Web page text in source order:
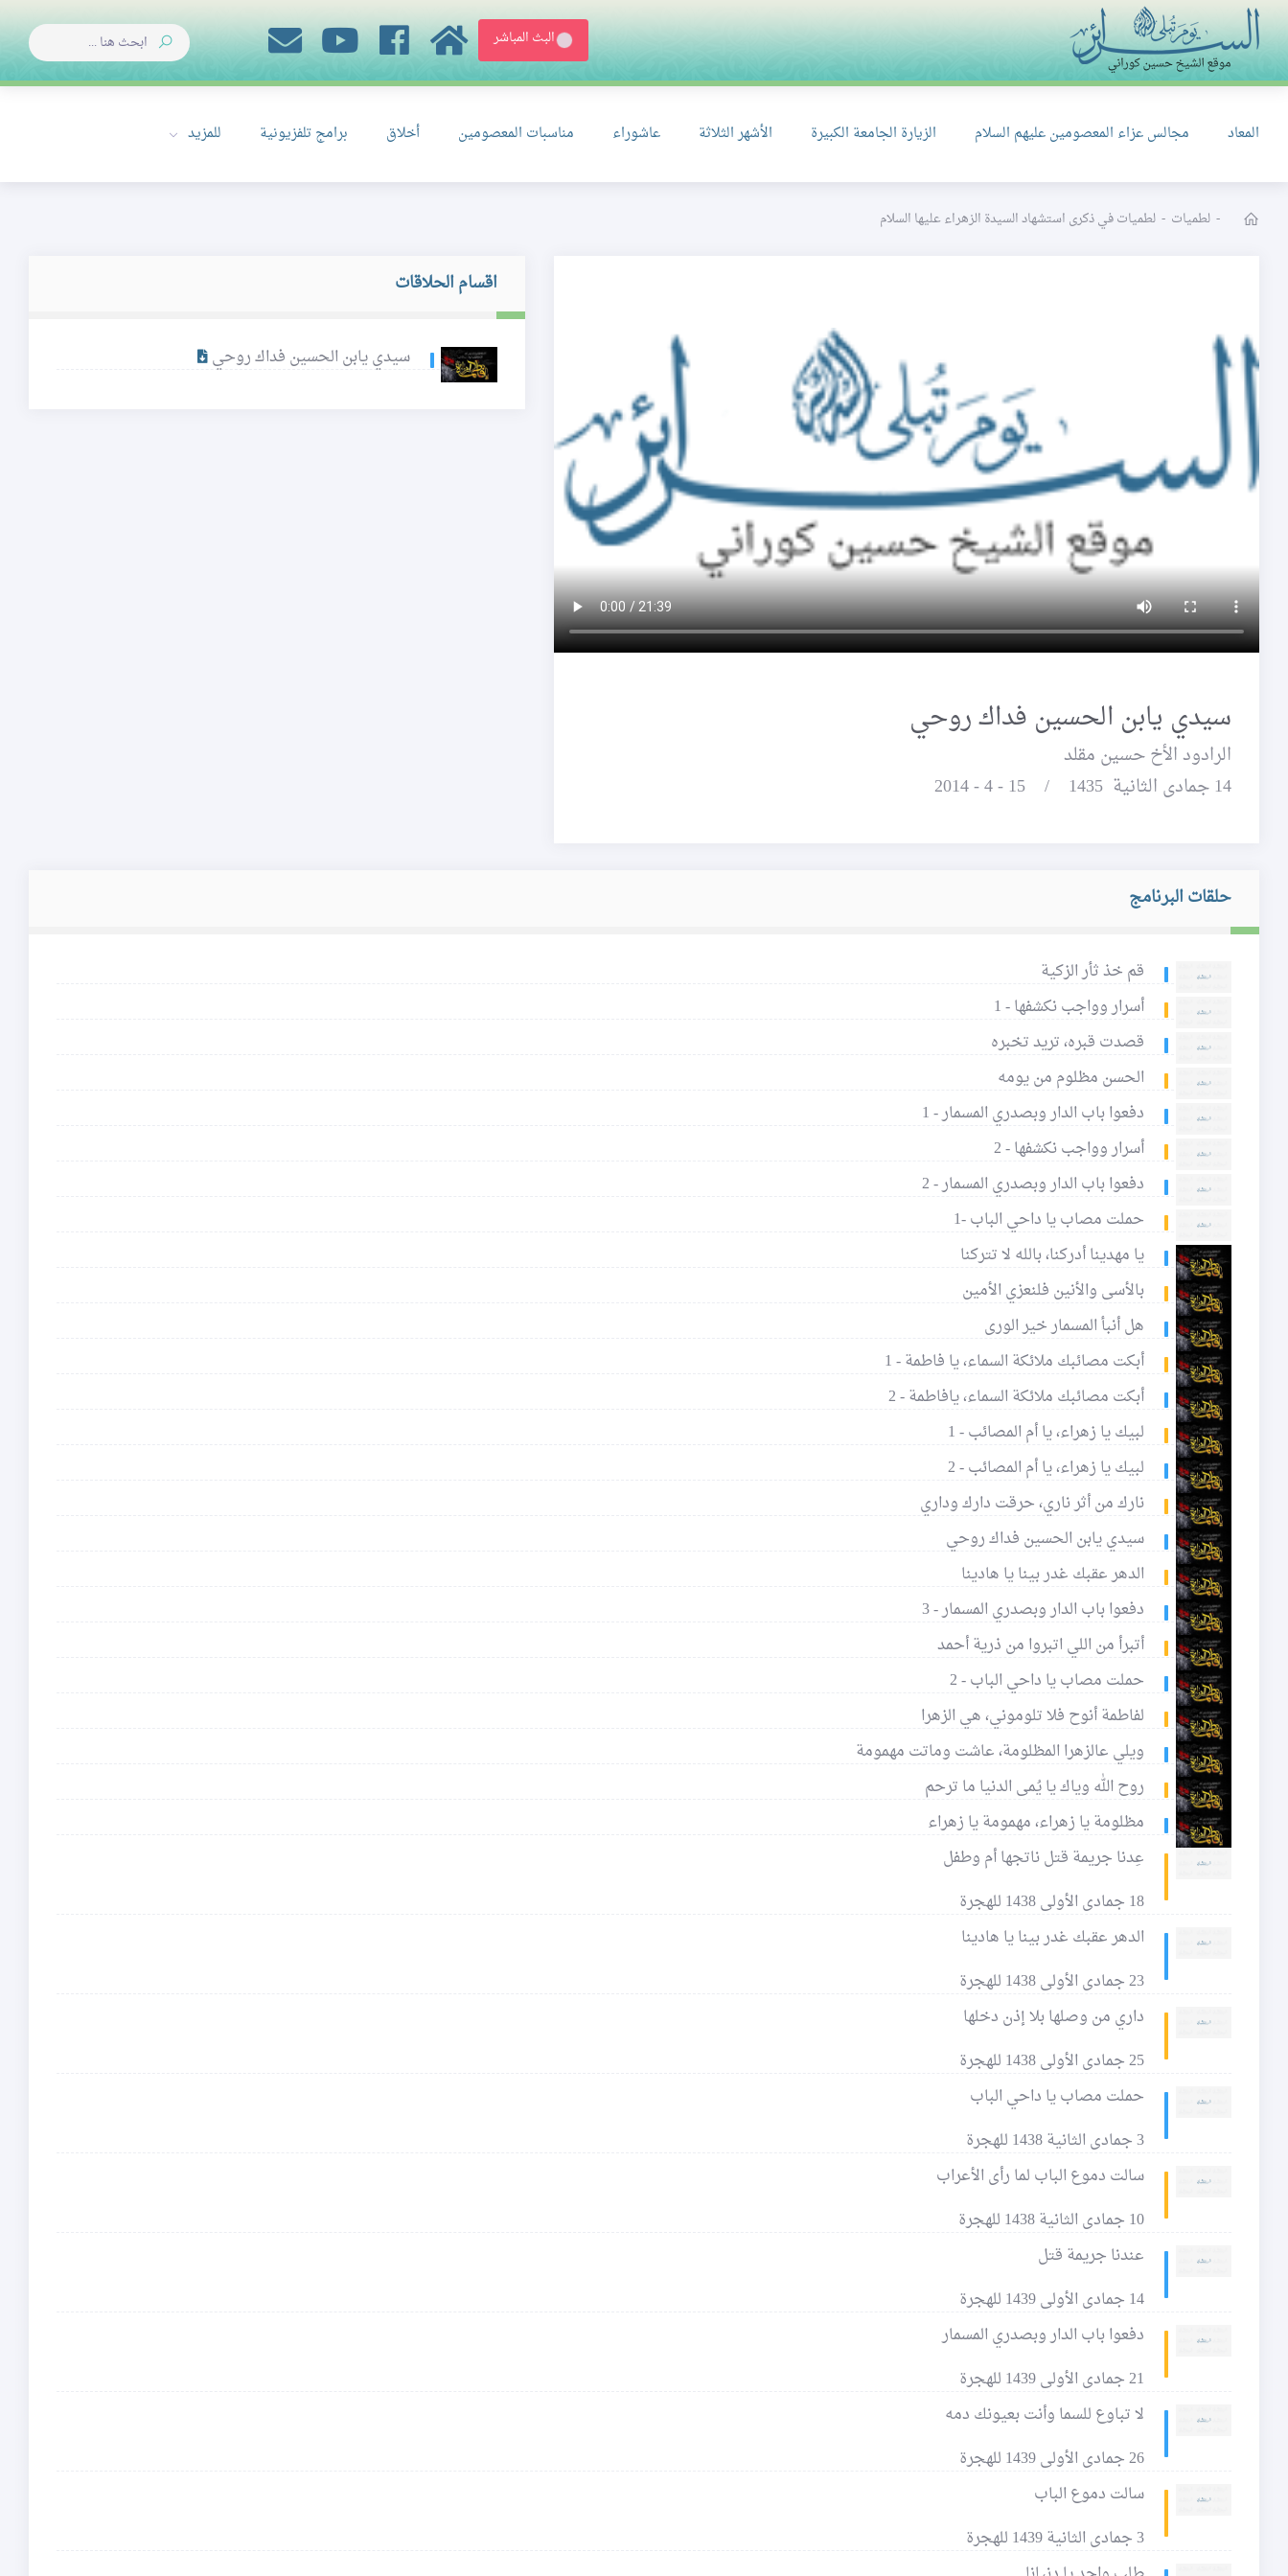
البث المباشر
المعاد مجالس عزاء المعصومين عليهم السلام الزيارة الجامعة الكبيرة الأشهر الثلاثة عاشوراء مناسبات المعصومين أخلاق برامج تلفزيونية للمزيد
- لطميات - لطميات في ذكرى استشهاد السيدة الزهراء عليها السلام
سيدي يابن الحسين فداك روحي
الرادود الأخ حسين مقلد
14 جمادى الثانية 1435 / 15 - 4 - 2014
اقسام الحلاقات
سيدي يابن الحسين فداك روحي
حلقات البرنامج
قم خذ ثأر الزكية
أسرار وواجب نكشفها - 1
قصدت قبره، تريد تخبره
الحسن مظلوم من يومه
دفعوا باب الدار وبصدري المسمار - 1
أسرار وواجب نكشفها - 2
دفعوا باب الدار وبصدري المسمار - 2
حملت مصاب يا داحي الباب -1
يا مهدينا أدركنا، بالله لا تتركنا
بالأسى والأنين فلنعزي الأمين
هل أنبأ المسمار خير الورى
أبكت مصائبك ملائكة السماء، يا فاطمة - 1
أبكت مصائبك ملائكة السماء، يافاطمة - 2
لبيك يا زهراء، يا أم المصائب - 1
لبيك يا زهراء، يا أم المصائب - 2
نارك من أثر ناري، حرقت دارك وداري
سيدي يابن الحسين فداك روحي
الدهر عقبك غدر بينا يا هادينا
دفعوا باب الدار وبصدري المسمار - 3
أتبرأ من اللي اتبروا من ذرية أحمد
حملت مصاب يا داحي الباب - 2
لفاطمة أنوح فلا تلوموني، هي الزهرا
ويلي عالزهرا المظلومة، عاشت وماتت مهمومة
روح الله وياك يا يُمى الدنيا ما ترحم
مظلومة يا زهراء، مهمومة يا زهراء
عِدنا جريمة قتل ناتجها أم وطفل
18 جمادى الأولى 1438 للهجرة
الدهر عقبك غدر بينا يا هادينا
23 جمادى الأولى 1438 للهجرة
داري من وصلها بلا إذن دخلها
25 جمادى الأولى 1438 للهجرة
حملت مصاب يا داحي الباب
3 جمادى الثانية 1438 للهجرة
سالت دموع الباب لما رأى الأعراب
10 جمادى الثانية 1438 للهجرة
عندنا جريمة قتل
14 جمادى الأولى 1439 للهجرة
دفعوا باب الدار وبصدري المسمار
21 جمادى الأولى 1439 للهجرة
لا تباوع للسما وأنت بعيونك دمه
26 جمادى الأولى 1439 للهجرة
سالت دموع الباب
3 جمادى الثانية 1439 للهجرة